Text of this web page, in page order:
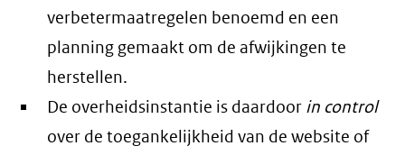
verbetermaatregelen benoemd en een
planning gemaakt om de afwijkingen te
herstellen.
De overheidsinstantie is daardoor in control
over de toegankelijkheid van de website of